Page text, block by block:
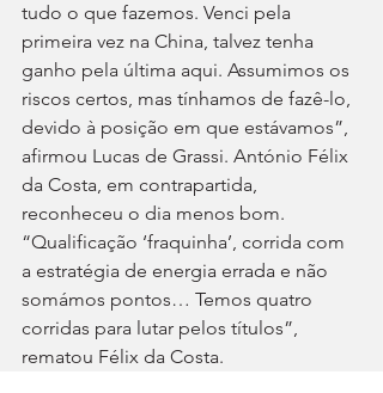
tudo o que fazemos. Venci pela
primeira vez na China, talvez tenha
ganho pela última aqui. Assumimos os
riscos certos, mas tínhamos de fazê-lo,
devido à posição em que estávamos”,
afirmou Lucas de Grassi. António Félix
da Costa, em contrapartida,
reconheceu o dia menos bom.
“Qualificação ‘fraquinha’, corrida com
a estratégia de energia errada e não
somámos pontos… Temos quatro
corridas para lutar pelos títulos”,
rematou Félix da Costa.